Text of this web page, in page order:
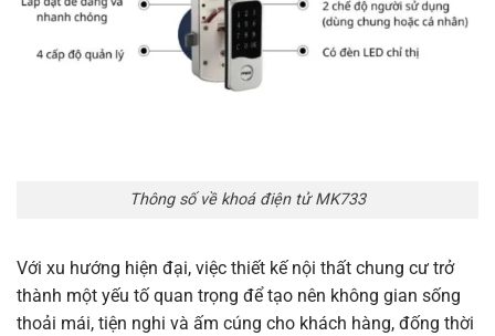
Thông số về khoá điện tử MK733
Với xu hướng hiện đại, việc thiết kế nội thất chung cư trở
thành một yếu tố quan trọng để tạo nên không gian sống
thoải mái, tiện nghi và ấm cúng cho khách hàng, đống thời